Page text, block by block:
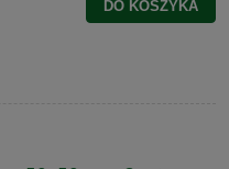
DO KOSZYKA